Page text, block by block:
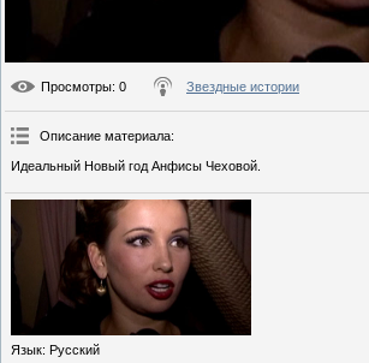
Просмотры: 0 Звездные истории
Описание материала:
Идеальный Новый год Анфисы Чеховой.
Язык: Русский